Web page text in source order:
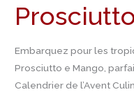
Embarquez pour les
Prosciutto e Mango,
Calendrier de l’Avent
Recette
Prosciutto
e
Mango